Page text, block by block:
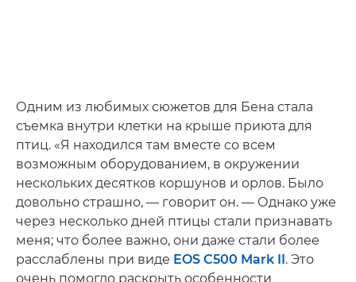
Одним из любимых сюжетов для Бена стала
съемка внутри клетки на крыше приюта для
птиц. «Я находился там вместе со всем
возможным оборудованием, в окружении
нескольких десятков коршунов и орлов. Было
довольно страшно, — говорит он. — Однако уже
через несколько дней птицы стали признавать
меня; что более важно, они даже стали более
расслаблены при виде EOS C500 Mark II . Это
очень помогло раскрыть особенности